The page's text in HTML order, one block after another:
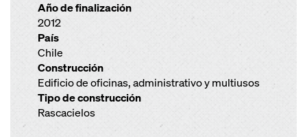
Año de finalización
2012
País
Chile
Construcción
Edificio de oficinas, administrativo y multiusos
Tipo de construcción
Rascacielos